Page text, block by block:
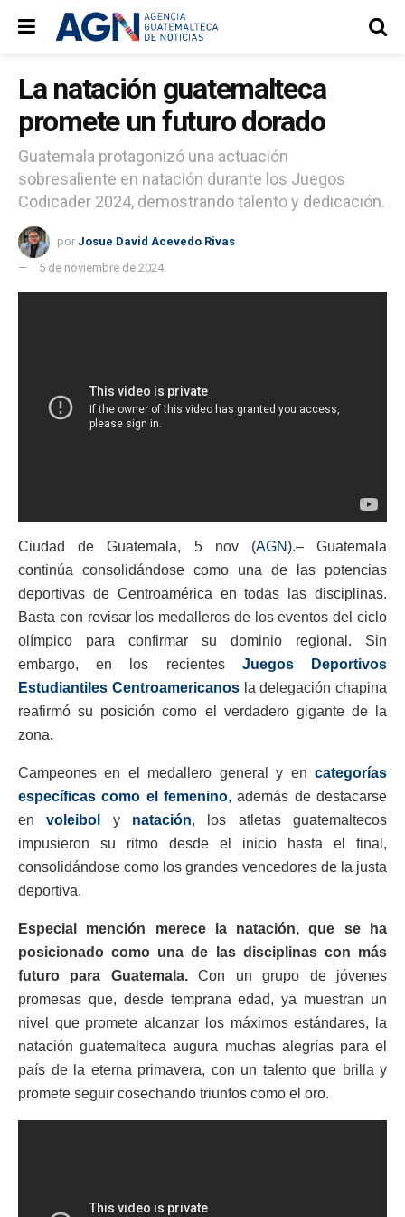
La natación guatemalteca
promete un futuro dorado
Guatemala protagonizó una actuación
sobresaliente en natación durante los Juegos
Codicader 2024, demostrando talento y dedicación.
por Josue David Acevedo Rivas
5 de noviembre de 2024
Ciudad de Guatemala, 5 nov (AGN).– Guatemala
continúa consolidándose como una de las potencias
deportivas de Centroamérica en todas las disciplinas.
Basta con revisar los medalleros de los eventos del ciclo
olímpico para confirmar su dominio regional. Sin
embargo, en los recientes Juegos Deportivos
Estudiantiles Centroamericanosla delegación chapina
reafirmó su posición como el verdadero gigante de la
zona.
Campeones en el medallero general y en categorías
específicas como el femenino, además de destacarse
envoleibol y natación, los atletas guatemaltecos
impusieron su ritmo desde el inicio hasta el final,
consolidándose como los grandes vencedores de la justa
deportiva.
Especial mención merece la natación, que se ha
posicionado como una de las disciplinas con más
futuro para Guatemala.Con un grupo de jóvenes
promesas que, desde temprana edad, ya muestran un
nivel que promete alcanzar los máximos estándares, la
natación guatemalteca augura muchas alegrías para el
país de la eterna primavera, con un talento que brilla y
promete seguir cosechando triunfos como el oro.